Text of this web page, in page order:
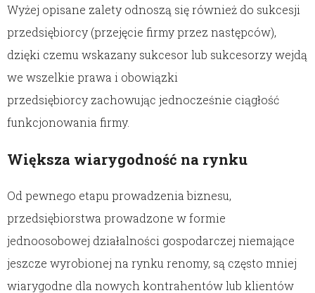
Wyżej opisane zalety odnoszą się również do sukcesji
przedsiębiorcy (przejęcie firmy przez następców),
dzięki czemu wskazany sukcesor lub sukcesorzy wejdą
we wszelkie prawa i obowiązki
przedsiębiorcy zachowując jednocześnie ciągłość
funkcjonowania firmy.
Większa wiarygodność na rynku
Od pewnego etapu prowadzenia biznesu,
przedsiębiorstwa prowadzone w formie
jednoosobowej działalności gospodarczej niemające
jeszcze wyrobionej na rynku renomy, są często mniej
wiarygodne dla nowych kontrahentów lub klientów